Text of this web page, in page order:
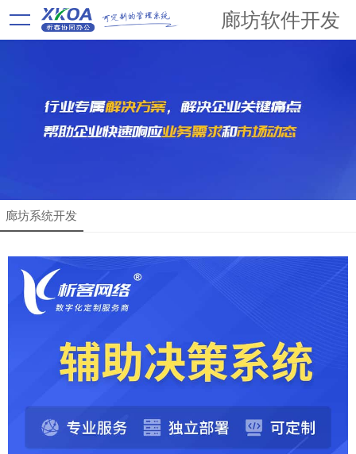
廊坊软件开发
廊坊系统开发